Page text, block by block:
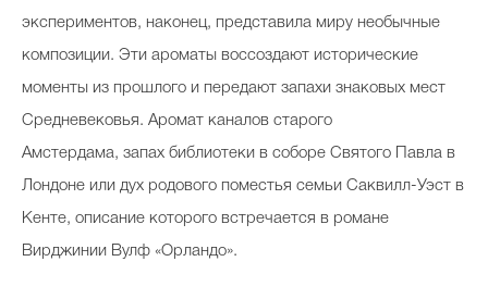
экспериментов, наконец, представила миру необычные
композиции. Эти ароматы воссоздают исторические
моменты из прошлого и передают запахи знаковых мест
Средневековья. Аромат каналов старого
Амстердама, запах библиотеки в соборе Святого Павла в
Лондоне или дух родового поместья семьи Саквилл-Уэст в
Кенте, описание которого встречается в романе
Вирджинии Вулф «Орландо».